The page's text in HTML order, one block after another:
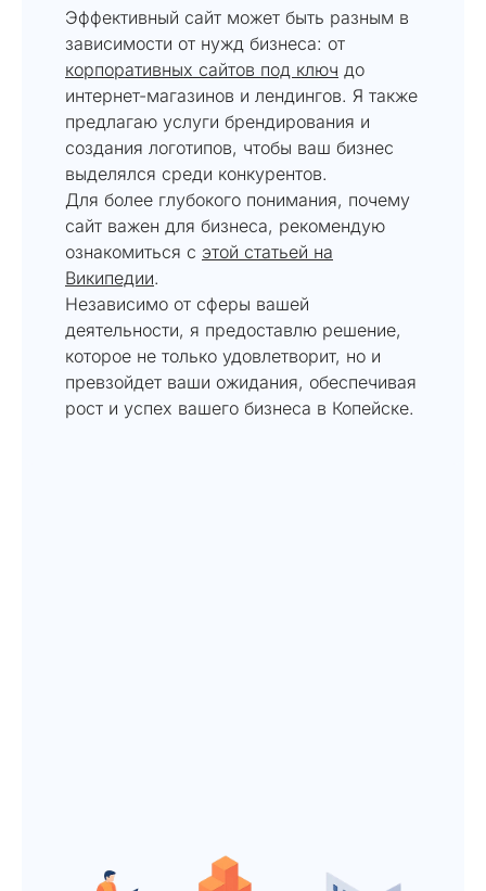
Эффективный сайт может быть разным в
зависимости от нужд бизнеса: от
корпоративных сайтов под ключ до
интернет-магазинов и лендингов. Я также
предлагаю услуги брендирования и
создания логотипов, чтобы ваш бизнес
выделялся среди конкурентов.
Для более глубокого понимания, почему
сайт важен для бизнеса, рекомендую
ознакомиться с этой статьей на
Википедии.
Независимо от сферы вашей
деятельности, я предоставлю решение,
которое не только удовлетворит, но и
превзойдет ваши ожидания, обеспечивая
рост и успех вашего бизнеса в Копейске.